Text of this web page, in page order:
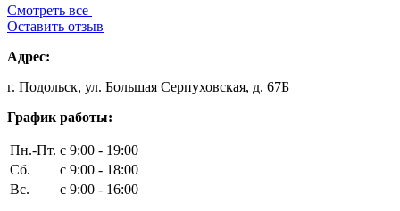
Смотреть все
Оставить отзыв
Адрес:
г. Подольск, ул. Большая Серпуховская, д. 67Б
График работы:
Пн.-Пт. с 9:00 - 19:00
Сб.
с 9:00 - 18:00
Вс.
с 9:00 - 16:00